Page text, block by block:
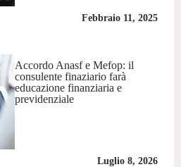
Febbraio 11, 2025
Accordo Anasf e Mefop: il
consulente finaziario farà
educazione finanziaria e
previdenziale
Luglio 8, 2026